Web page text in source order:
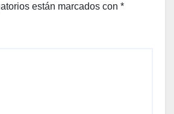
están marcados con *